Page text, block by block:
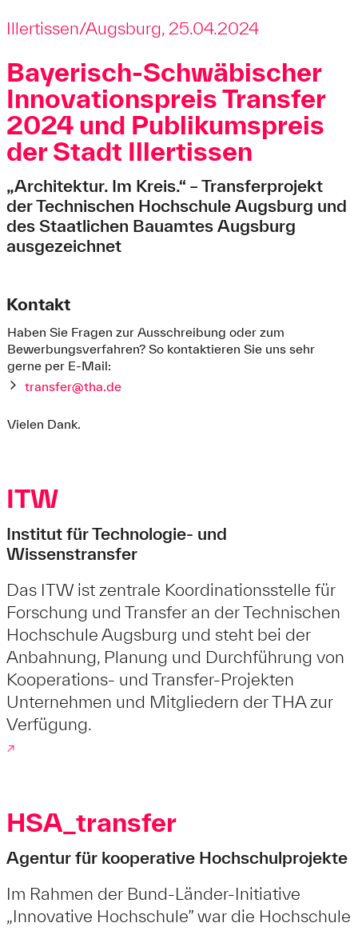
Illertissen/Augsburg, 25.04.2024
Bayerisch-Schwäbischer
Innovationspreis Transfer
2024 und Publikumspreis
der Stadt Illertissen
„Architektur. Im Kreis.“ – Transferprojekt
der Technischen Hochschule Augsburg und
des Staatlichen Bauamtes Augsburg
ausgezeichnet
Kontakt
Haben Sie Fragen zur Ausschreibung oder zum
Bewerbungsverfahren? So kontaktieren Sie uns sehr
gerne per E-Mail:
transfer@tha.de
Vielen Dank.
ITW
Institut für Technologie- und
Wissenstransfer
Das ITW ist zentrale Koordinationsstelle für
Forschung und Transfer an der Technischen
Hochschule Augsburg und steht bei der
Anbahnung, Planung und Durchführung von
Kooperations- und Transfer-Projekten
Unternehmen und Mitgliedern der THA zur
Verfügung.
↗
HSA_transfer
Agentur für kooperative Hochschulprojekte
Im Rahmen der Bund-Länder-Initiative
„Innovative Hochschule” war die Hochschule